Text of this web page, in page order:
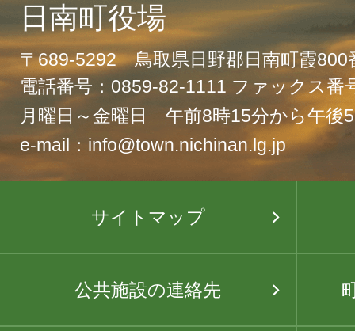
日南町役場
〒689-5292 鳥取県日野郡日南町霞800
電話番号：0859-82-1111 ファックス番
月曜日～金曜日 午前8時15分から午後
e-mail：info@town.nichinan.lg.jp
サイトマップ
公共施設の連絡先